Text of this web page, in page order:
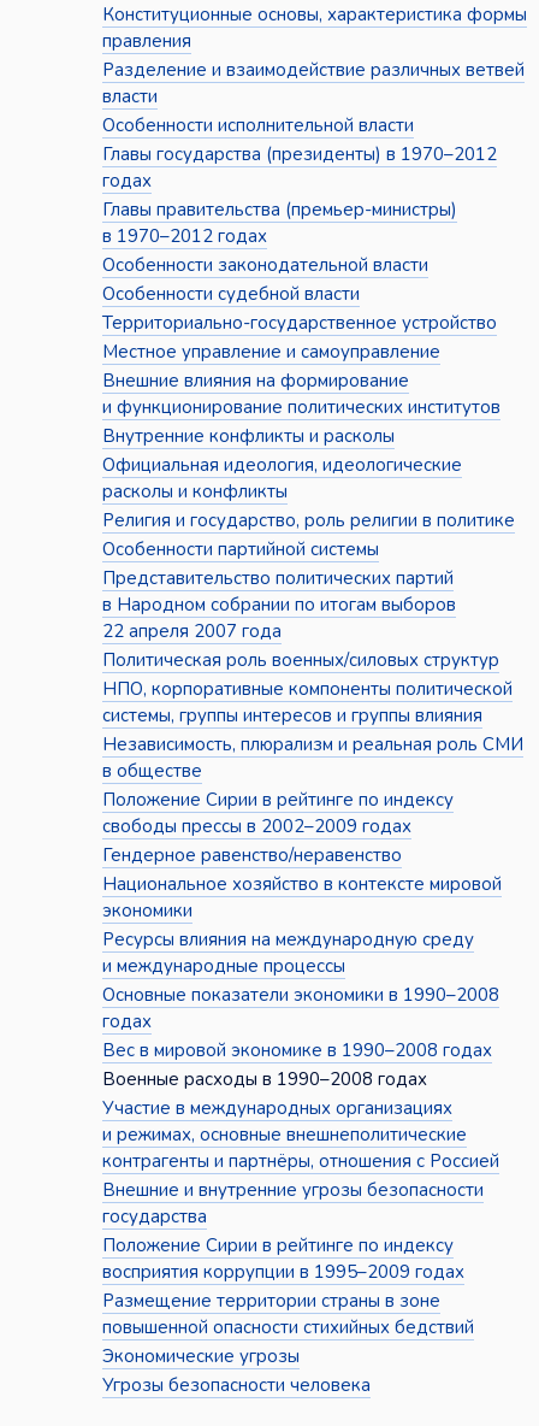
Конституционные основы, характеристика формы
правления
Разделение и взаимодействие различных ветвей
власти
Особенности исполнительной власти
Главы государства (президенты) в 1970–2012
годах
Главы правительства (премьер-министры)
в 1970–2012 годах
Особенности законодательной власти
Особенности судебной власти
Территориально-государственное устройство
Местное управление и самоуправление
Внешние влияния на формирование
и функционирование политических институтов
Внутренние конфликты и расколы
Официальная идеология, идеологические
расколы и конфликты
Религия и государство, роль религии в политике
Особенности партийной системы
Представительство политических партий
в Народном собрании по итогам выборов
22 апреля 2007 года
Политическая роль военных/силовых структур
НПО, корпоративные компоненты политической
системы, группы интересов и группы влияния
Независимость, плюрализм и реальная роль СМИ
в обществе
Положение Сирии в рейтинге по индексу
свободы прессы в 2002–2009 годах
Гендерное равенство/неравенство
Национальное хозяйство в контексте мировой
экономики
Ресурсы влияния на международную среду
и международные процессы
Основные показатели экономики в 1990–2008
годах
Вес в мировой экономике в 1990–2008 годах
Военные расходы в 1990–2008 годах
Участие в международных организациях
и режимах, основные внешнеполитические
контрагенты и партнёры, отношения с Россией
Внешние и внутренние угрозы безопасности
государства
Положение Сирии в рейтинге по индексу
восприятия коррупции в 1995–2009 годах
Размещение территории страны в зоне
повышенной опасности стихийных бедствий
Экономические угрозы
Угрозы безопасности человека